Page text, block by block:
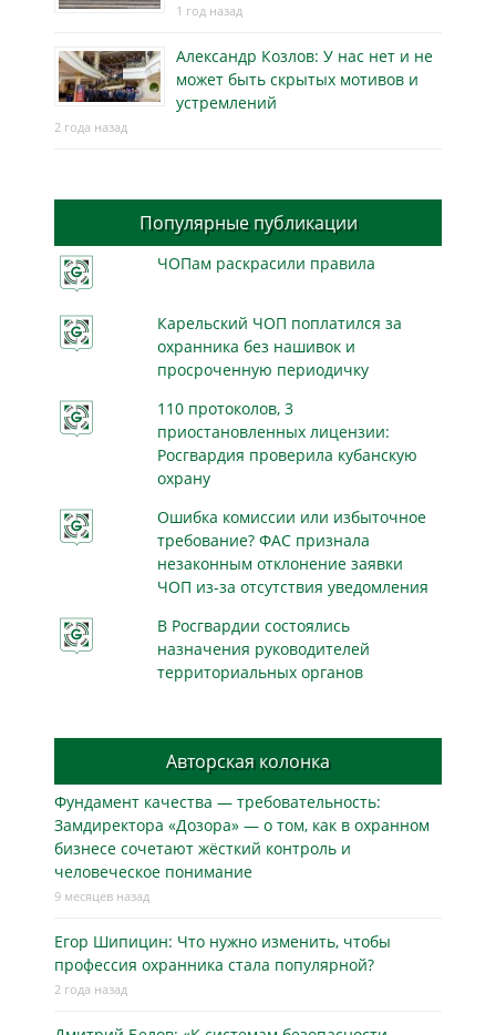
1 год назад
Александр Козлов: У нас нет и не
может быть скрытых мотивов и
устремлений
2 года назад
Популярные публикации
ЧОПам раскрасили правила
Карельский ЧОП поплатился за
охранника без нашивок и
просроченную периодичку
110 протоколов, 3
приостановленных лицензии:
Росгвардия проверила кубанскую
охрану
Ошибка комиссии или избыточное
требование? ФАС признала
незаконным отклонение заявки
ЧОП из-за отсутствия уведомления
В Росгвардии состоялись
назначения руководителей
территориальных органов
Авторская колонка
Фундамент качества — требовательность:
Замдиректора «Дозора» — о том, как в охранном
бизнесe сочетают жёсткий контроль и
человеческое понимание
9 месяцев назад
Егор Шипицин: Что нужно изменить, чтобы
профессия охранника стала популярной?
2 года назад